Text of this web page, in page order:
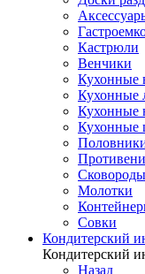
Кастрюли
Венчики
Кухонные
Кухонные
Кухонные
Противени
Сковороды
Молотки
Совки
Кондитерский
Кондитерский
Назад